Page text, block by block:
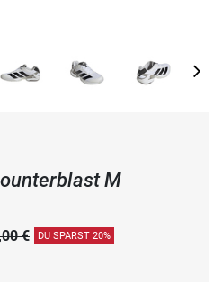
M
€ DU SPARST 20%